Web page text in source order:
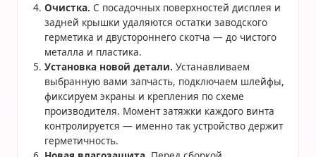
Очистка. С посадочных поверхностей дисплея и
задней крышки удаляются остатки заводского
герметика и двустороннего скотча — до чистого
металла и пластика.
Установка новой детали. Устанавливаем
выбранную вами запчасть, подключаем шлейфы,
фиксируем экраны и крепления по схеме
производителя. Момент затяжки каждого винта
контролируется — именно так устройство держит
герметичность.